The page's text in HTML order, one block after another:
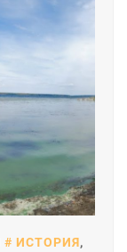
ИСТОРИЯ,